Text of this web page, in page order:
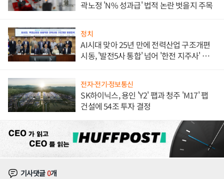
곽노정 'N% 성과급' 법적 논란 벗을지 주목
정치
AI시대 맞아 25년 만에 전력산업 구조개편
시동, '발전5사 통합' 넘어 '한전 지주사' 재편
전자·전기·정보통신
SK하이닉스, 용인 'Y2' 팹과 청주 'M17' 팹
건설에 54조 투자 결정
기사댓글0개